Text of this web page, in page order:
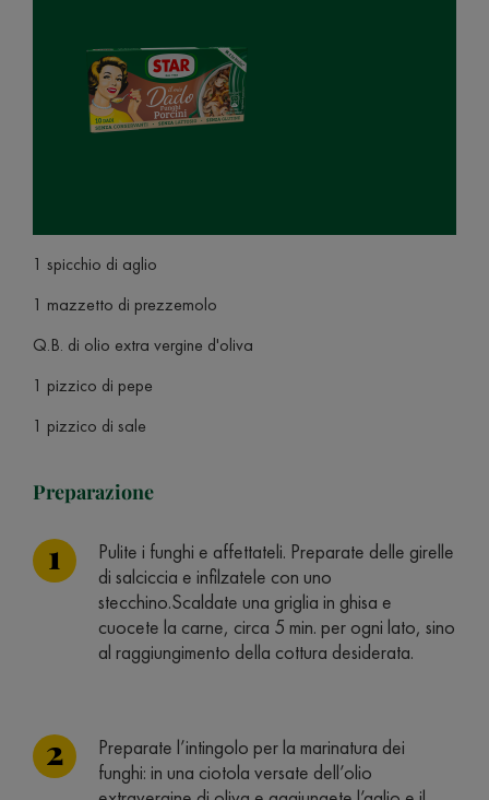
1 spicchio di aglio
1 mazzetto di prezzemolo
Q.B. di olio extra vergine d'oliva
1 pizzico di pepe
1 pizzico di sale
Preparazione
Pulite i funghi e affettateli. Preparate delle girelle
di salciccia e infilzatele con uno
stecchino.Scaldate una griglia in ghisa e
cuocete la carne, circa 5 min. per ogni lato, sino
al raggiungimento della cottura desiderata.
Preparate l’intingolo per la marinatura dei
funghi: in una ciotola versate dell’olio